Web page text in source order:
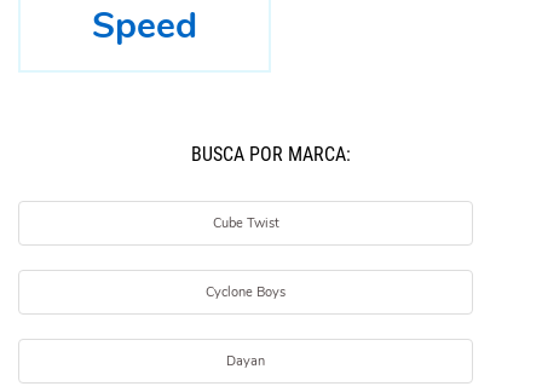
Speed
BUSCÁ POR MARCA:
Cube Twist
Cyclone Boys
Dayan